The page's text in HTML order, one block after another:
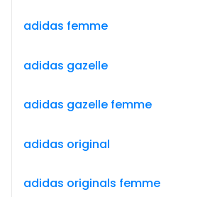
adidas femme
adidas gazelle
adidas gazelle femme
adidas original
adidas originals femme